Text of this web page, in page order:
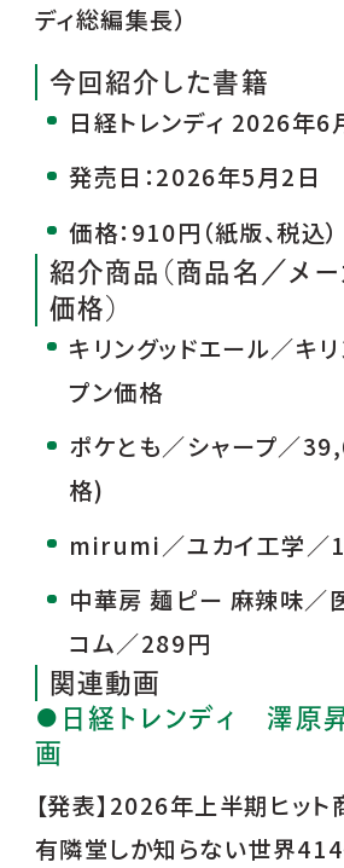
ディ総編集長）
今回紹介した書籍
日経トレンディ 2026年6
発売日：2026年5月2日
価格：910円（紙版、税込）
紹介商品（商品名／メ
価格）
キリングッドエール／キ
プン価格
ポケとも／シャープ／
格)
mirumi／ユカイ工学／
中華房 麺ピー 麻辣味／
コム／289円
関連動画
●日経トレンディ 澤原
画
【発表】2026年上半期ヒッ
有隣堂しか知らない世界